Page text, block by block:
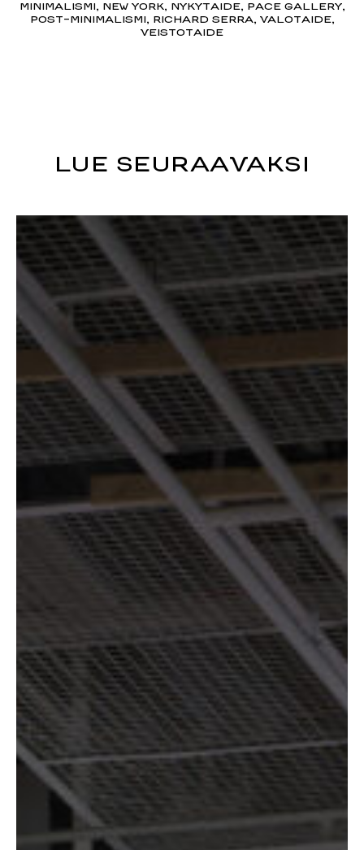
MINIMALISMI, NEW YORK, NYKYTAIDE, PACE GALLERY,
POST-MINIMALISMI, RICHARD SERRA, VALOTAIDE,
VEISTOTAIDE
LUE SEURAAVAKSI